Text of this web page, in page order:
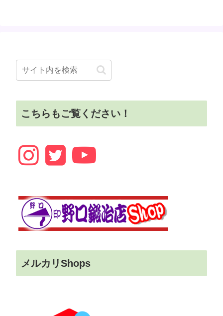
こちらもご覧ください！
メルカリShops